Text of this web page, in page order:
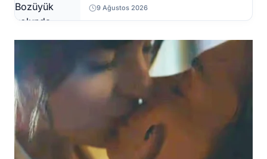
9 Ağustos 2026